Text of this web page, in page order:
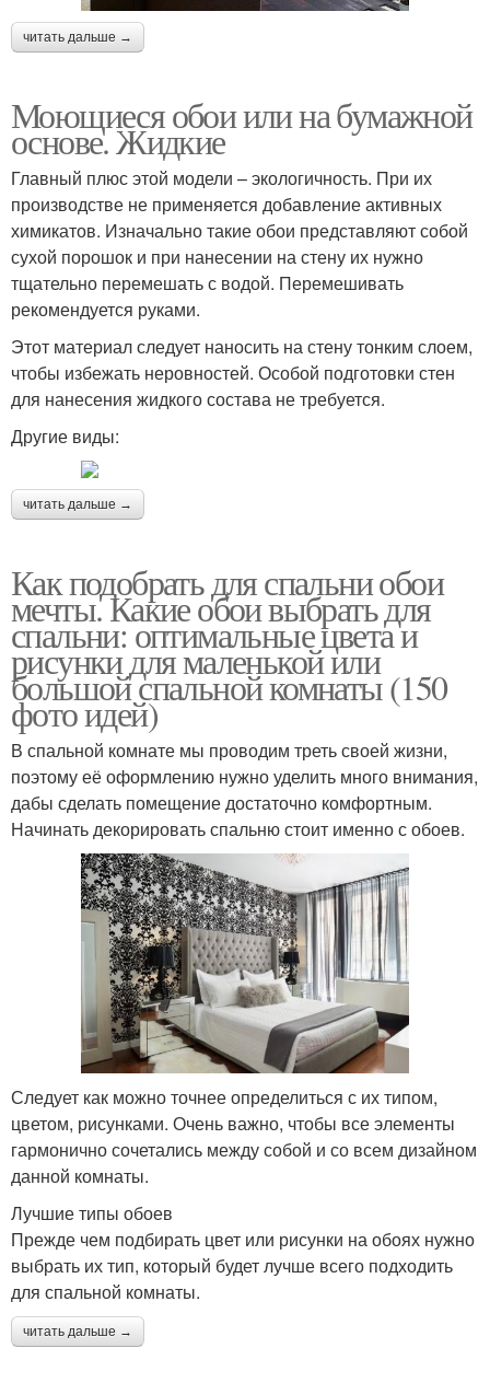
читать дальше →
Моющиеся обои или на бумажной
основе. Жидкие
Главный плюс этой модели – экологичность. При их
производстве не применяется добавление активных
химикатов. Изначально такие обои представляют собой
сухой порошок и при нанесении на стену их нужно
тщательно перемешать с водой. Перемешивать
рекомендуется руками.
Этот материал следует наносить на стену тонким слоем,
чтобы избежать неровностей. Особой подготовки стен
для нанесения жидкого состава не требуется.
Другие виды:
читать дальше →
Как подобрать для спальни обои
мечты. Какие обои выбрать для
спальни: оптимальные цвета и
рисунки для маленькой или
большой спальной комнаты (150
фото идей)
В спальной комнате мы проводим треть своей жизни,
поэтому её оформлению нужно уделить много внимания,
дабы сделать помещение достаточно комфортным.
Начинать декорировать спальню стоит именно с обоев.
Следует как можно точнее определиться с их типом,
цветом, рисунками. Очень важно, чтобы все элементы
гармонично сочетались между собой и со всем дизайном
данной комнаты.
Лучшие типы обоев
Прежде чем подбирать цвет или рисунки на обоях нужно
выбрать их тип, который будет лучше всего подходить
для спальной комнаты.
читать дальше →